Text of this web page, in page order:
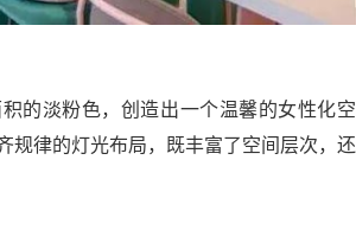
的淡粉色，创造出一个温馨的女性化空
规律的灯光布局，既丰富了空间层次，还